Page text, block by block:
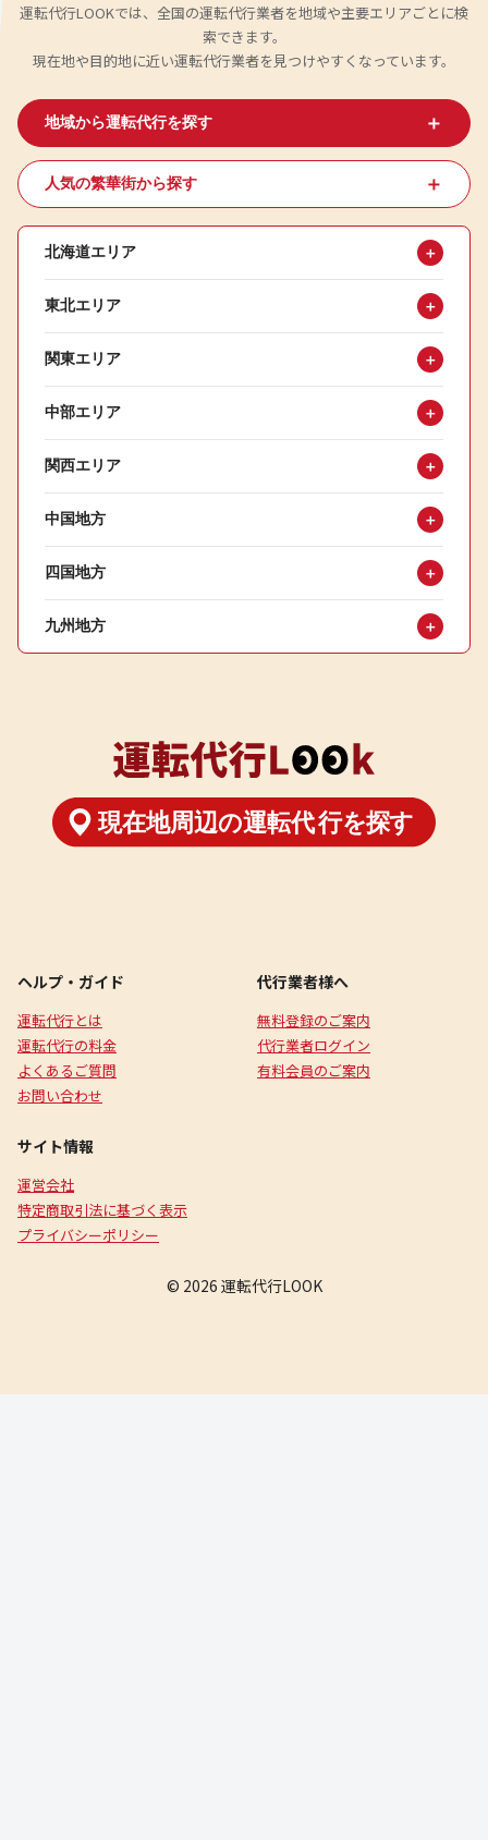
運転代行LOOKでは、全国の運転代行業者を地域や主要エリアごとに検
索できます。
現在地や目的地に近い運転代行業者を見つけやすくなっています。
地域から運転代行を探す ＋
人気の繁華街から探す ＋
北海道エリア ＋
東北エリア ＋
関東エリア ＋
中部エリア ＋
関西エリア ＋
中国地方 ＋
四国地方 ＋
九州地方 ＋
ヘルプ・ガイド
運転代行とは
運転代行の料金
よくあるご質問
お問い合わせ
代行業者様へ
無料登録のご案内
代行業者ログイン
有料会員のご案内
サイト情報
運営会社
特定商取引法に基づく表示
プライバシーポリシー
© 2026 運転代行LOOK